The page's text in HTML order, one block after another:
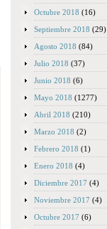
Octubre 2018 (16)
Septiembre 2018 (29)
Agosto 2018 (84)
Julio 2018 (37)
Junio 2018 (6)
Mayo 2018 (1277)
Abril 2018 (210)
Marzo 2018 (2)
Febrero 2018 (1)
Enero 2018 (4)
Diciembre 2017 (4)
Noviembre 2017 (4)
Octubre 2017 (6)